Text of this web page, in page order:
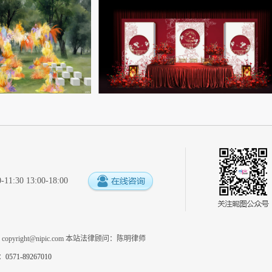
13:00-18:00
copyright@nipic.com 本站法律顾问：陈明律师
89267010